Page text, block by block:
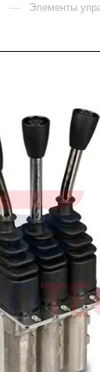
— Элементы